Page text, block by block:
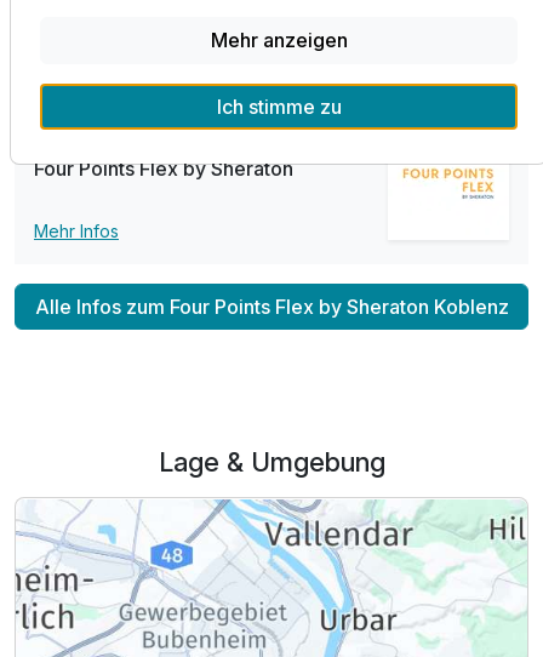
Teil der Kette
Four Points Flex by Sheraton
Mehr Infos
Alle Infos zum Four Points Flex by Sheraton Koblenz
Lage & Umgebung
Mehr anzeigen
Ich stimme zu